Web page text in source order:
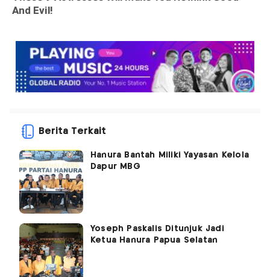
Berita Terkait
Hanura Bantah Miliki Yayasan Kelola
Dapur MBG
Yoseph Paskalis Ditunjuk Jadi
Ketua Hanura Papua Selatan